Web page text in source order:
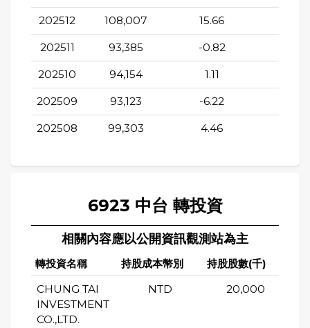
202512 108,007 15.66
202511 93,385 -0.82
202510 94,154 1.11
202509 93,123 -6.22
202508 99,303 4.46
6923 中台 轉投資
相關內容應以公開資訊觀測站為主
轉投資名稱 持股成本幣別 持股股數(千)
CHUNG TAI
INVESTMENT
CO.,LTD.
NTD 20,000